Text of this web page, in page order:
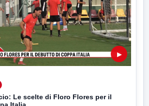
▶
Le scelte di Floro Flores per il